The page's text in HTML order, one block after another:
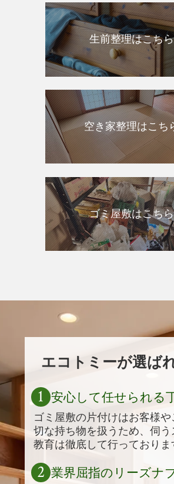
生前整理はこちら
空き家整理はこち
ゴミ屋敷はこちら
エコトミーが選ば
安心して任せられる
ゴミ屋敷の片付けはお客様
切な持ち物を扱うため、伺
教育は徹底して行っておりま
1
業界屈指のリーズナ
2